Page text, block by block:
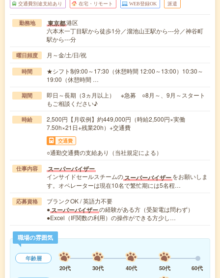
交通費別途支給あり 在宅・リモート WEB登録OK 派遣
勤務地 東京都港区
六本木一丁目駅から徒歩1分／溜池山王駅から---分／神谷町
駅から---分
曜日頻度 月～金/土/日/祝
時間
★シフト制9:00～17:30（休憩時間 12:00～13:00）10:30～
19:00（休憩時間 …
期間
即日～長期（3ヵ月以上） ※急募 ○8月～、9月～スタート
もご相談ください♪
時給
2,500円【月収例】約449,000円（時給2,500円×実働
7.50h×21日+残業20h）+交通費
交通費
○通勤交通費の支給あり（当社規定による）
仕事内容 スーパーバイザー
インサイドセールスチームのスーパーバイザーをお願いしま
す。オペレーターは現在10名で繁忙期には5名程…
応募資格
ブランクOK / 英語力不要
●スーパーバイザーの経験がある方（受架電は問わず）
●Excel（IF関数の利用）の操作ができる方少し…
職場の雰囲気
年齢層
20代
30代 40代 50代
60代